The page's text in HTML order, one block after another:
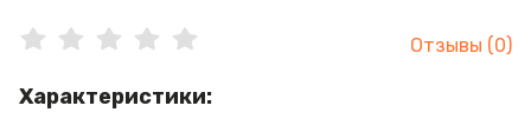
Отзывы (0)
Характеристики: